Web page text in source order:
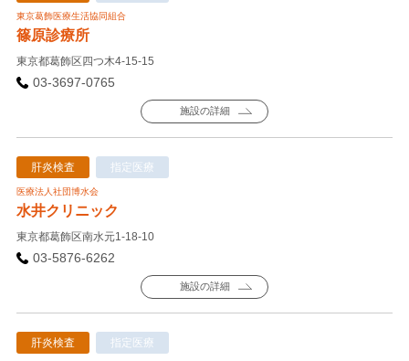
東京葛飾医療生活協同組合
篠原診療所
東京都葛飾区四つ木4-15-15
03-3697-0765
施設の詳細
肝炎検査 指定医療
医療法人社団博水会
水井クリニック
東京都葛飾区南水元1-18-10
03-5876-6262
施設の詳細
肝炎検査 指定医療